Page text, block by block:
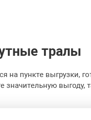
тралы
пункте выгрузки,
значительную выгоду,